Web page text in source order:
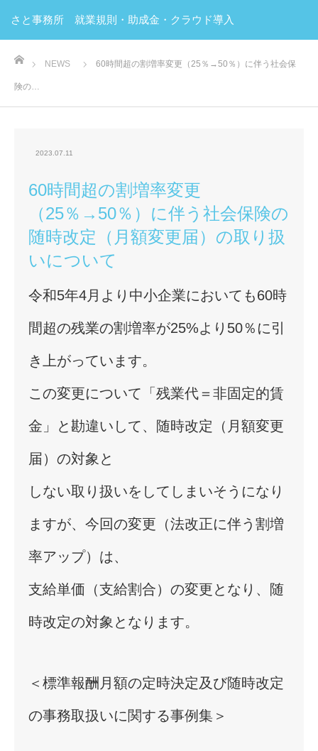
さと事務所 就業規則・助成金・クラウド導入
NEWS
60時間超の割増率変更（25％→50％）に伴う社会保
険の…
2023.07.11
60時間超の割増率変更
（25％→50％）に伴う社会保険の
随時改定（月額変更届）の取り扱
いについて
令和5年4月より中小企業においても60時
間超の残業の割増率が25%より50％に引
き上がっています。
この変更について「残業代＝非固定的賃
金」と勘違いして、随時改定（月額変更
届）の対象と
しない取り扱いをしてしまいそうになり
ますが、今回の変更（法改正に伴う割増
率アップ）は、
支給単価（支給割合）の変更となり、随
時改定の対象となります。
＜標準報酬月額の定時決定及び随時改定
の事務取扱いに関する事例集＞